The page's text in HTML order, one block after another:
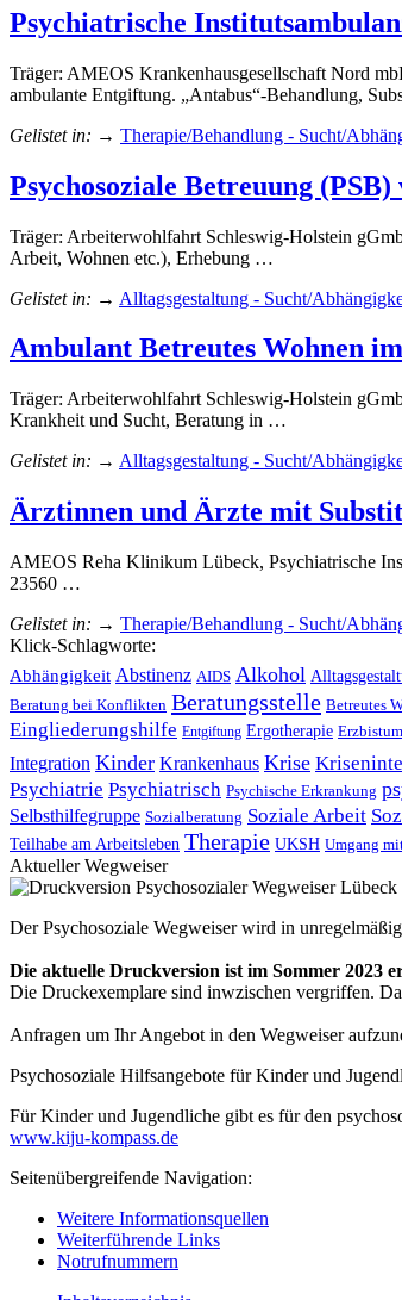
Psychiatrische
Träger: AMEOS Krankenhausgesellschaft Nord
ambulante Entgiftung. „Antabus“-Behandlung,
Gelistet in: → Therapie/Behandlung - Sucht/
Psychosoziale Betreuung
Träger: Arbeiterwohlfahrt Schleswig-Holstein
Arbeit, Wohnen etc.), Erhebung …
Gelistet in: → Alltagsgestaltung - Sucht/
Ambulant Betreutes Wohnen
Träger: Arbeiterwohlfahrt Schleswig-Holstein
Krankheit und Sucht, Beratung in …
Gelistet in: → Alltagsgestaltung - Sucht/
Ärztinnen und Ärzte mit
AMEOS Reha Klinikum Lübeck, Psychiatrische
23560 …
Gelistet in: → Therapie/Behandlung - Sucht/
Klick-Schlagworte:
Abhängigkeit Abstinenz AIDS Alkohol
Beratung bei Konflikten Beratungsstelle Betreutes
Eingliederungshilfe Entgiftung Ergotherapie Erzbistum
Integration Kinder Krankenhaus Krise
Psychiatrie Psychiatrisch Psychische Erkrankung
Selbsthilfegruppe Sozialberatung Soziale Arbeit
Teilhabe am Arbeitsleben Therapie UKSH Umgang
Aktueller Wegweiser
Der Psychosoziale Wegweiser wird in
Die aktuelle Druckversion ist im Sommer 2023
Die Druckexemplare sind inwzischen vergriffen.
Anfragen um Ihr Angebot in den Wegweiser
Psychosoziale Hilfsangebote für Kinder und
Für Kinder und Jugendliche gibt es für den
www.kiju-kompass.de
Seitenübergreifende Navigation:
Weitere Informationsquellen
Weiterführende Links
Notrufnummern